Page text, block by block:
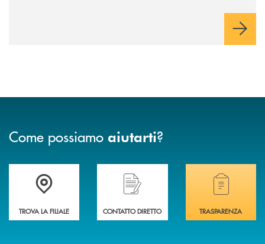
operazioni e rispondere alla crescente velocità e complessità
Come possiamo aiutarti?
Accedi all' elenco completo delle filiali di Banca di Caraglio.
TROVA LA FILIALE
Hai bisogno di assistenza immediata?
CONTATTO DIRETTO
Hai bisogno di
TRASPARENZA